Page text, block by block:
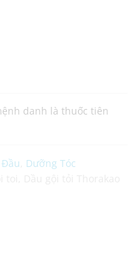
danh là thuốc tiên
Dưỡng Tóc